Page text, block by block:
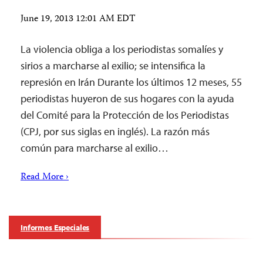
June 19, 2013 12:01 AM EDT
La violencia obliga a los periodistas somalíes y
sirios a marcharse al exilio; se intensifica la
represión en Irán Durante los últimos 12 meses, 55
periodistas huyeron de sus hogares con la ayuda
del Comité para la Protección de los Periodistas
(CPJ, por sus siglas en inglés). La razón más
común para marcharse al exilio…
Read More ›
Informes Especiales